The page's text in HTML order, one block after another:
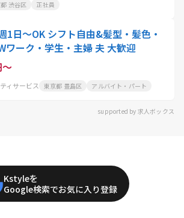
渋谷区 正社員
1日～OK シフト自由&髪型・髪色・
ワーク・学生・主婦 夫 大歓迎
ィサービス 東京都 豊島区 アルバイト・パート
supported by 求人ボックス
Kstyleを
Google検索でお気に入り登録